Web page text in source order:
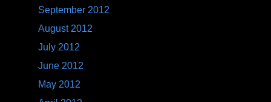
© 2012 Pascal Martos